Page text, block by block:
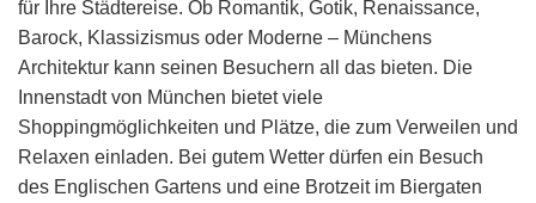
für Ihre Städtereise. Ob Romantik, Gotik, Renaissance,
Barock, Klassizismus oder Moderne – Münchens
Architektur kann seinen Besuchern all das bieten. Die
Innenstadt von München bietet viele
Shoppingmöglichkeiten und Plätze, die zum Verweilen und
Relaxen einladen. Bei gutem Wetter dürfen ein Besuch
des Englischen Gartens und eine Brotzeit im Biergaten